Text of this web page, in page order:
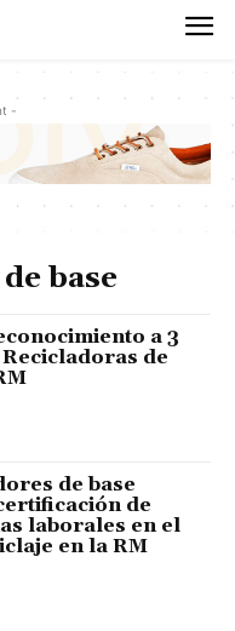
-
base
a 3
de
de base
de
laborales en el
en la RM